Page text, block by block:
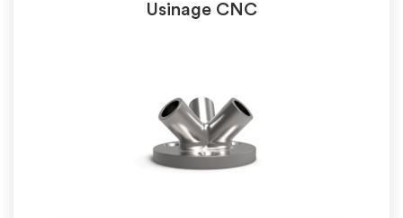
Usinage CNC